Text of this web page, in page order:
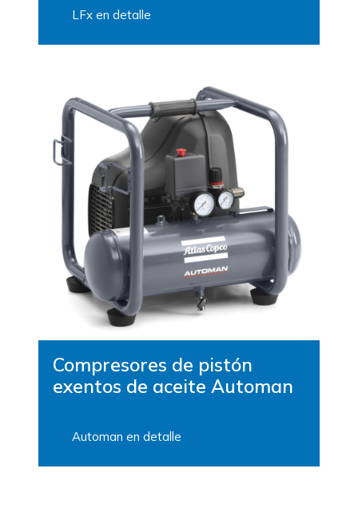
LFx en detalle
Compresores de pistón
exentos de aceite Automan
Automan en detalle